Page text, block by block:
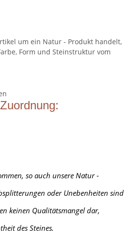
um ein Natur - Produkt handelt,
Form und Steinstruktur vom
so auch unsere Natur -
oder Unebenheiten sind
keinen Qualitätsmangel dar,
des Steines.